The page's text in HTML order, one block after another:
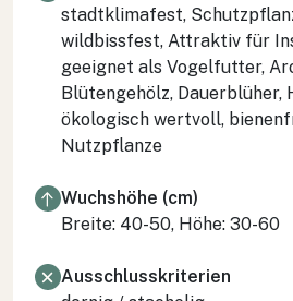
stadtklimafest,
wildbissfest, Attraktiv für
geeignet als Vogelfutter,
Blütengehölz, Dauerblüher,
ökologisch wertvoll,
Nutzpflanze
Wuchshöhe (cm)
Breite: 40-50, Höhe: 30-60
Ausschlusskriterien